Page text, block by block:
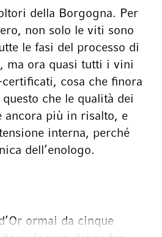
della Borgogna. Per
non solo le viti sono
le fasi del processo di
ma ora quasi tutti i vini
cosa che finora
che le qualità dei
ancora più in risalto, e
interna, perché
dell’enologo.
ormai da cinque